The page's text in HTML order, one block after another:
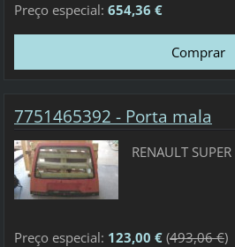
Preço especial: 654,36 €
7751465392 - Porta mala
RENAULT
Preço especial: 123,00 €(493,06 €)